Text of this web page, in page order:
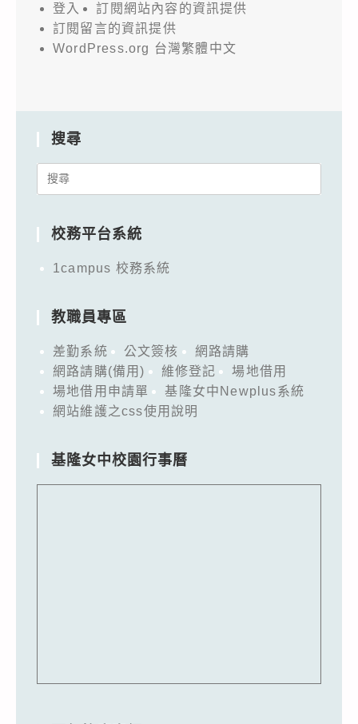
登入
訂閱網站內容的資訊提供
訂閱留言的資訊提供
WordPress.org 台灣繁體中文
搜尋
Search
校務平台系統
1campus 校務系統
教職員專區
差勤系統 公文簽核
網路請購
網路請購(備用)
維修登記
場地借用
場地借用申請單
基隆女中Newplus系統
網站維護之css使用說明
基隆女中校園行事曆